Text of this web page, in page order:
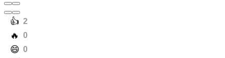
️👍 2
️🔥 0
️😄 0